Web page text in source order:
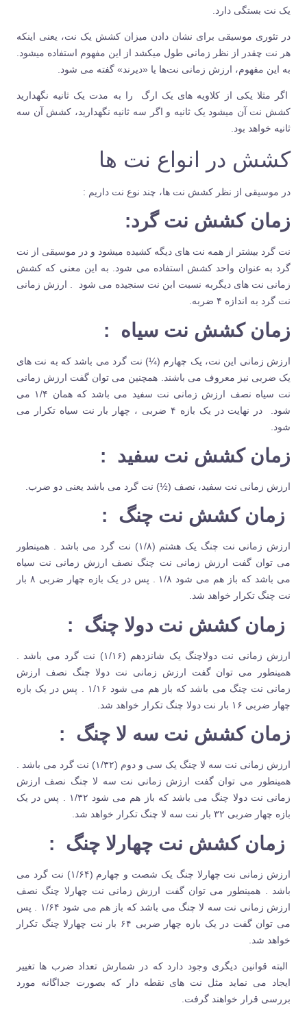
یک نت بستگی دارد.
در تئوری موسیقی برای نشان دادن میزان کشش یک نت، یعنی اینکه
هر نت چقدر از نظر زمانی طول میکشد از این مفهوم استفاده میشود.
به این مفهوم، ارزش زمانی نت‌ها یا «دیرند» گفته می شود.
اگر مثلا یکی از کلاویه های یک ارگ را به مدت یک ثانیه نگهدارید
کشش نت آن میشود یک ثانیه و اگر سه ثانیه نگهدارید، کشش آن سه
ثانیه خواهد بود.
کشش در انواع نت ها
در موسیقی از نظر کشش نت ها، چند نوع نت داریم :
زمان کشش نت گرد:
نت گرد بیشتر از همه نت های دیگه کشیده میشود و در موسیقی از نت
گرد به عنوان واحد کشش استفاده می شود. به این معنی که کشش
زمانی نت های دیگربه نسبت ابن نت سنجیده می شود . ارزش زمانی
نت گرد به اندازه ۴ ضربه.
زمان کشش نت سیاه :
ارزش زمانی این نت، یک چهارم (¼) نت گرد می باشد که به نت های
یک ضربی نیز معروف می باشند. همچنین می توان گفت ارزش زمانی
نت سیاه نصف ارزش زمانی نت سفید می باشد که همان ۱/۴ می
شود. در نهایت در یک بازه ۴ ضربی ، چهار بار نت سیاه تکرار می
شود.
زمان کشش نت سفید :
ارزش زمانی نت سفید، نصف (½) نت گرد می باشد یعنی دو ضرب.
زمان کشش نت چنگ :
ارزش زمانی نت چنگ یک هشتم (۱/۸) نت گرد می باشد . همینطور
می توان گفت ارزش زمانی نت چنگ نصف ارزش زمانی نت سیاه
می باشد که باز هم می شود ۱/۸ . پس در یک بازه چهار ضربی ۸ بار
نت چنگ تکرار خواهد شد.
زمان کشش نت دولا چنگ :
ارزش زمانی نت دولاچنگ یک شانزدهم (۱/۱۶) نت گرد می باشد .
همینطور می توان گفت ارزش زمانی نت دولا چنگ نصف ارزش
زمانی نت چنگ می باشد که باز هم می شود ۱/۱۶ . پس در یک بازه
چهار ضربی ۱۶ بار نت دولا چنگ تکرار خواهد شد.
زمان کشش نت سه لا چنگ :
ارزش زمانی نت سه لا چنگ یک سی و دوم (۱/۳۲) نت گرد می باشد .
همینطور می توان گفت ارزش زمانی نت سه لا چنگ نصف ارزش
زمانی نت دولا چنگ می باشد که باز هم می شود ۱/۳۲ . پس در یک
بازه چهار ضربی ۳۲ بار نت سه لا چنگ تکرار خواهد شد.
زمان کشش نت چهارلا چنگ :
ارزش زمانی نت چهارلا چنگ یک شصت و چهارم (۱/۶۴) نت گرد می
باشد . همینطور می توان گفت ارزش زمانی نت چهارلا چنگ نصف
ارزش زمانی نت سه لا چنگ می باشد که باز هم می شود ۱/۶۴ . پس
می توان گفت در یک بازه چهار ضربی ۶۴ بار نت چهارلا چنگ تکرار
خواهد شد.
البته قوانین دیگری وجود دارد که در شمارش تعداد ضرب ها تغییر
ایجاد می نماید مثل نت های نقطه دار که بصورت جداگانه مورد
بررسی قرار خواهند گرفت.